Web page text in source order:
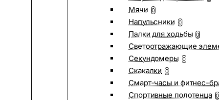
Мячи 0
Напульсники 0
Палки для ходьбы 0
Светоотражающие
Секундомеры 0
Скакалки 0
Смарт-часы и фитнес-
Спортивные полотенца 0